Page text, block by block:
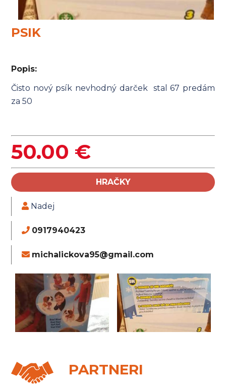
PSIK
Popis:
Čisto nový psík nevhodný darček stal 67 predám
za 50
50.00 €
HRAČKY
Nadej
0917940423
michalickova95@gmail.com
PARTNERI